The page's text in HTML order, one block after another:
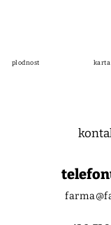
plodnost karta